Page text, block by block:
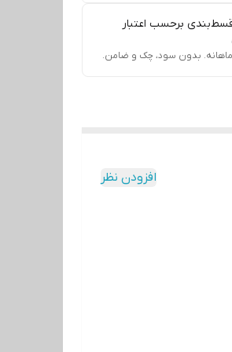
برحسب اعتبار
افزودن نظر